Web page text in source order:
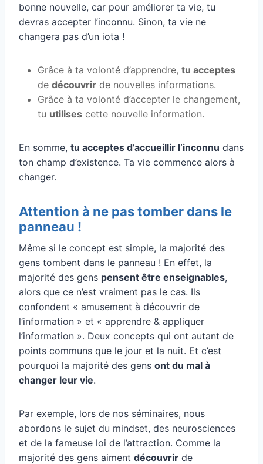
bonne nouvelle, car pour améliorer ta vie, tu
devras accepter l’inconnu. Sinon, ta vie ne
changera pas d’un iota !
Grâce à ta volonté d’apprendre, tu acceptes
de découvrir de nouvelles informations.
Grâce à ta volonté d’accepter le changement,
tu utilises cette nouvelle information.
En somme, tu acceptes d’accueillir l’inconnu dans
ton champ d’existence. Ta vie commence alors à
changer.
Attention à ne pas tomber dans le
panneau !
Même si le concept est simple, la majorité des
gens tombent dans le panneau ! En effet, la
majorité des gens pensent être enseignables,
alors que ce n’est vraiment pas le cas. Ils
confondent « amusement à découvrir de
l’information » et « apprendre & appliquer
l’information ». Deux concepts qui ont autant de
points communs que le jour et la nuit. Et c’est
pourquoi la majorité des gens ont du mal à
changer leur vie.
Par exemple, lors de nos séminaires, nous
abordons le sujet du mindset, des neurosciences
et de la fameuse loi de l’attraction. Comme la
majorité des gens aiment découvrir de